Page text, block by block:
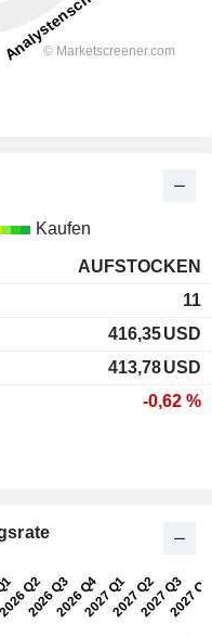
Kaufen
AUFSTOCKEN
11
416,35USD
413,78USD
-0,62 %